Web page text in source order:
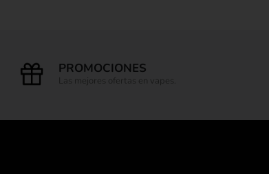
PROMOCIONES
Las mejores ofertas en vapes.